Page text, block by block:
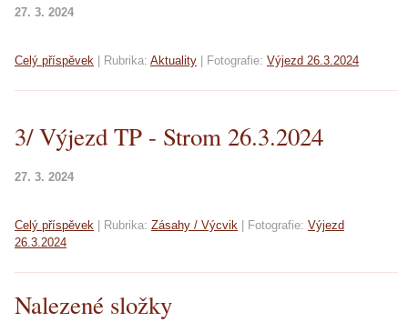
27. 3. 2024
Celý příspěvek Rubrika: Aktuality Fotografie: Výjezd 26.3.2024
3/ Výjezd TP - Strom 26.3.2024
27. 3. 2024
Celý příspěvek Rubrika: Zásahy / Výcvik Fotografie: Výjezd
26.3.2024
Nalezené složky